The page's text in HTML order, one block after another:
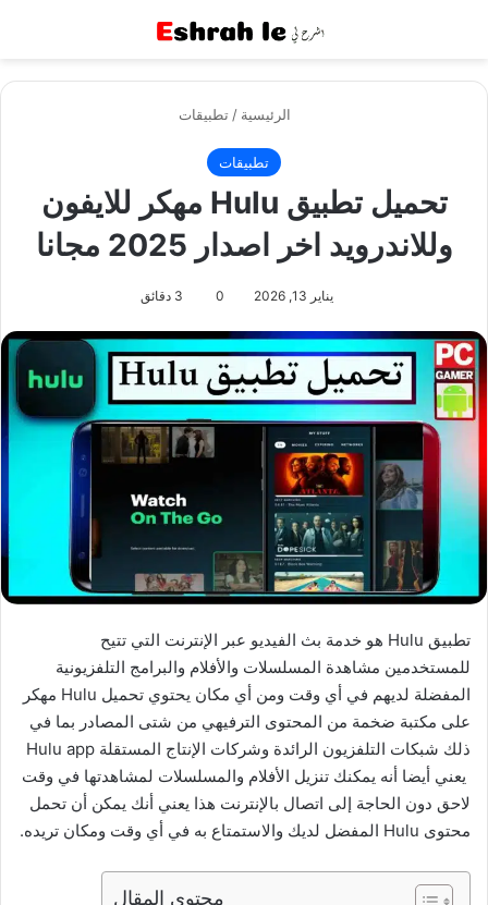
الرئيسية / تطبيقات
تطبيقات
تحميل تطبيق Hulu مهكر للايفون
وللاندرويد اخر اصدار 2025 مجانا
يناير 13, 2026 0
تطبيق Hulu هو خدمة بث الفيديو عبر الإنترنت التي تتيح
للمستخدمين مشاهدة المسلسلات والأفلام والبرامج التلفزيونية
المفضلة لديهم في أي وقت ومن أي مكان يحتوي تحميل Hulu مهكر
على مكتبة ضخمة من المحتوى الترفيهي من شتى المصادر بما في
ذلك شبكات التلفزيون الرائدة وشركات الإنتاج المستقلة Hulu app
يعني أيضا أنه يمكنك تنزيل الأفلام والمسلسلات لمشاهدتها في وقت
لاحق دون الحاجة إلى اتصال بالإنترنت هذا يعني أنك يمكن أن تحمل
محتوى Hulu المفضل لديك والاستمتاع به في أي وقت ومكان تريده.
محتوى المقال